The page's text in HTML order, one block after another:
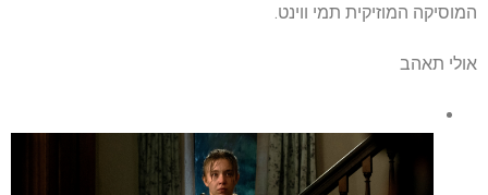
המוסיקה המוזיקית תמי ווינט.
אולי תאהב